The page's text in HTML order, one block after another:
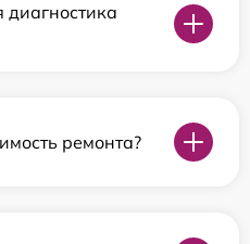
диагностика
ремонта?